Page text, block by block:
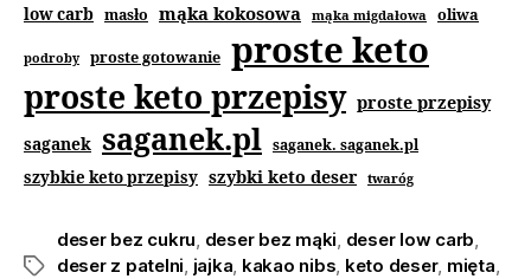
low carb masło mąka kokosowa mąka migdałowa oliwa
podroby proste gotowanie proste keto
proste keto przepisy proste przepisy
saganek saganek.pl saganek. saganek.pl
szybkie keto przepisy szybki keto deser twaróg
deser bez cukru, deser bez mąki, deser low carb,
deser z patelni, jajka, kakao nibs, keto deser, mięta,